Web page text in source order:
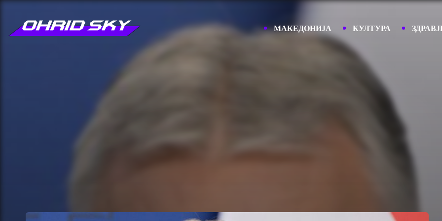
МАКЕДОНИЈА КУЛТУРА